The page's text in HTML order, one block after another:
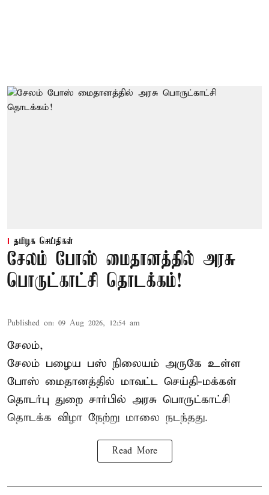
தமிழக செய்திகள்
சேலம் போஸ் மைதானத்தில் அரசு
பொருட்காட்சி தொடக்கம்!
Published on: 09 Aug 2026, 12:54 am
சேலம்,
சேலம் பழைய பஸ் நிலையம் அருகே உள்ள
போஸ் மைதானத்தில் மாவட்ட செய்தி-மக்கள்
தொடர்பு துறை சார்பில் அரசு பொருட்காட்சி
தொடக்க விழா நேற்று மாலை நடந்தது.
Read More